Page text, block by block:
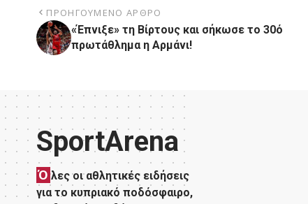
ΠΡΟΗΓΟΎΜΕΝΟ ΆΡΘΡΟ
«Έπνιξε» τη Βίρτους και σήκωσε το 30ό
πρωτάθλημα η Αρμάνι!
SportArena
Ό λες οι αθλητικές ειδήσεις
για το κυπριακό ποδόσφαιρο,